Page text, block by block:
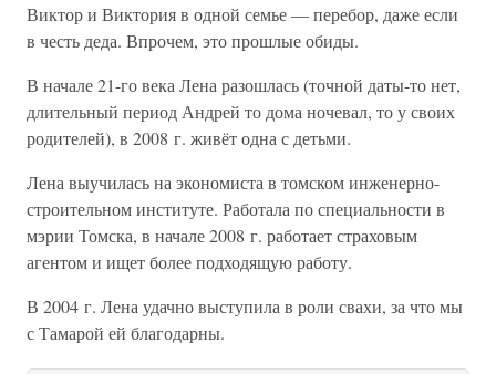
Виктор и Виктория в одной семье — перебор, даже если
в честь деда. Впрочем, это прошлые обиды.
В начале 21-го века Лена разошлась (точной даты-то нет,
длительный период Андрей то дома ночевал, то у своих
родителей), в 2008 г. живёт одна с детьми.
Лена выучилась на экономиста в томском инженерно-
строительном институте. Работала по специальности в
мэрии Томска, в начале 2008 г. работает страховым
агентом и ищет более подходящую работу.
В 2004 г. Лена удачно выступила в роли свахи, за что мы
с Тамарой ей благодарны.